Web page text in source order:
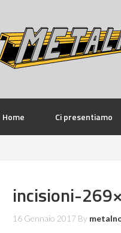
Home Ci presentiamo
incisioni-
16 Gennaio 2017 By